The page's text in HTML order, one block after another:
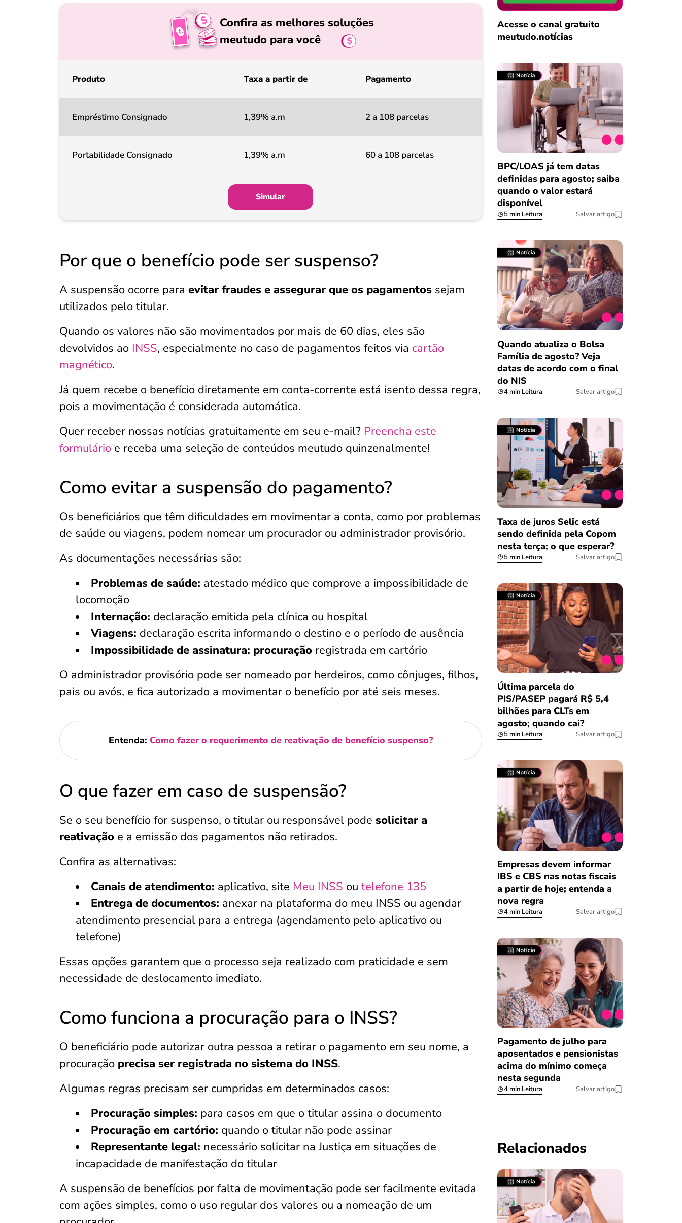
Confira as melhores soluções
meutudo para você
Produto Taxa a partir de Pagamento
Empréstimo Consignado 1,39% a.m 2 a 108 parcelas
Portabilidade Consignado 1,39% a.m 60 a 108 parcelas
Simular
Por que o benefício pode ser suspenso?
A suspensão ocorre para evitar fraudes e assegurar que os pagamentos sejam
utilizados pelo titular.
Quando os valores não são movimentados por mais de 60 dias, eles são
devolvidos ao INSS, especialmente no caso de pagamentos feitos via cartão
magnético.
Já quem recebe o benefício diretamente em conta-corrente está isento dessa regra,
pois a movimentação é considerada automática.
Quer receber nossas notícias gratuitamente em seu e-mail? Preencha este
formulário e receba uma seleção de conteúdos meutudo quinzenalmente!
Como evitar a suspensão do pagamento?
Os beneficiários que têm dificuldades em movimentar a conta, como por problemas
de saúde ou viagens, podem nomear um procurador ou administrador provisório.
As documentações necessárias são:
Problemas de saúde: atestado médico que comprove a impossibilidade de
locomoção
Internação: declaração emitida pela clínica ou hospital
Viagens: declaração escrita informando o destino e o período de ausência
Impossibilidade de assinatura: procuração registrada em cartório
O administrador provisório pode ser nomeado por herdeiros, como cônjuges, filhos,
pais ou avós, e fica autorizado a movimentar o benefício por até seis meses.
Entenda: Como fazer o requerimento de reativação de benefício suspenso?
O que fazer em caso de suspensão?
Se o seu benefício for suspenso, o titular ou responsável pode solicitar a
reativação e a emissão dos pagamentos não retirados.
Confira as alternativas:
Canais de atendimento: aplicativo, site Meu INSS ou telefone 135
Entrega de documentos: anexar na plataforma do meu INSS ou agendar
atendimento presencial para a entrega (agendamento pelo aplicativo ou
telefone)
Essas opções garantem que o processo seja realizado com praticidade e sem
necessidade de deslocamento imediato.
Como funciona a procuração para o INSS?
O beneficiário pode autorizar outra pessoa a retirar o pagamento em seu nome, a
procuração precisa ser registrada no sistema do INSS.
Algumas regras precisam ser cumpridas em determinados casos:
Procuração simples: para casos em que o titular assina o documento
Procuração em cartório: quando o titular não pode assinar
Representante legal: necessário solicitar na Justiça em situações de
incapacidade de manifestação do titular
A suspensão de benefícios por falta de movimentação pode ser facilmente evitada
com ações simples, como o uso regular dos valores ou a nomeação de um
Acesse o canal gratuito
meutudo.notícias
BPC/LOAS já tem datas
definidas para agosto; saiba
quando o valor estará
disponível
5 min Leitura Salvar artigo
Quando atualiza o Bolsa
Família de agosto? Veja
datas de acordo com o final
do NIS
4 min Leitura Salvar artigo
Taxa de juros Selic está
sendo definida pela Copom
nesta terça; o que esperar?
5 min Leitura Salvar artigo
Última parcela do
PIS/PASEP pagará R$ 5,4
bilhões para CLTs em
agosto; quando cai?
5 min Leitura Salvar artigo
Empresas devem informar
IBS e CBS nas notas fiscais
a partir de hoje; entenda a
nova regra
4 min Leitura Salvar artigo
Pagamento de julho para
aposentados e pensionistas
acima do mínimo começa
nesta segunda
4 min Leitura Salvar artigo
Relacionados